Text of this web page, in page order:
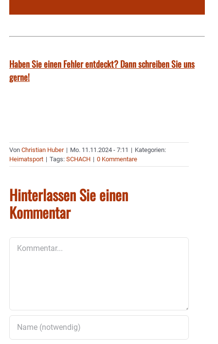
Haben Sie einen Fehler entdeckt? Dann schreiben Sie uns
gerne!
Von Christian Huber | Mo. 11.11.2024 - 7:11 | Kategorien:
Heimatsport | Tags: SCHACH | 0 Kommentare
Hinterlassen Sie einen
Kommentar